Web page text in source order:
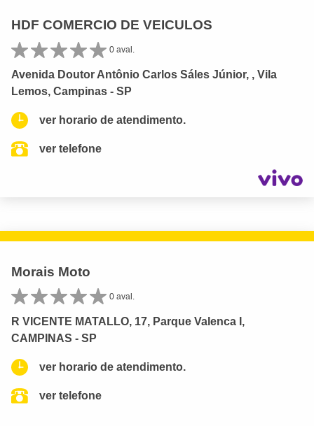
HDF COMERCIO DE VEICULOS
0 aval.
Avenida Doutor Antônio Carlos Sáles Júnior, , Vila
Lemos, Campinas - SP
ver horario de atendimento.
ver telefone
Morais Moto
0 aval.
R VICENTE MATALLO, 17, Parque Valenca I,
CAMPINAS - SP
ver horario de atendimento.
ver telefone